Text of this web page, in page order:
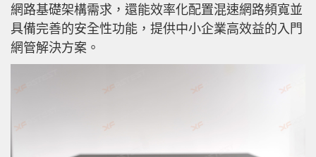
網路基礎架構需求，還能效率化配置混速網路頻寬並
具備完善的安全性功能，提供中小企業高效益的入門
網管解決方案。